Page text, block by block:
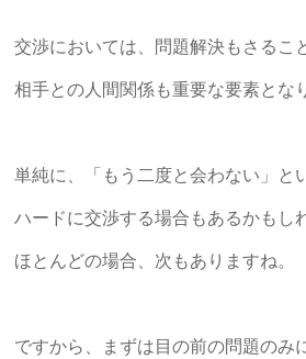
ま
交渉においては、問題解決もさるこ
相手との人間関係も重要な要素とな
単純に、「もう二度と会わない」と
ハードに交渉する場合もあるかもし
ほとんどの場合、次もありますね。
ですから、まずは目の前の問題のみ